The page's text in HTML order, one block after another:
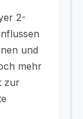
2-
und
mehr
zur